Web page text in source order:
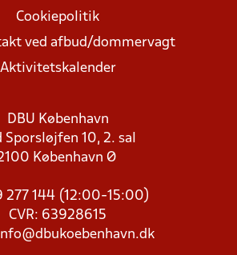
Cookiepolitik
ved afbud/dommervagt
Aktivitetskalender
DBU København
Sporsløjfen 10, 2. sal
København Ø
277 144 (12:00-15:00)
CVR: 63928615